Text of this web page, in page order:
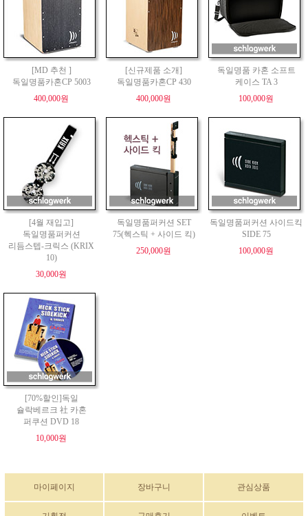
[MD 추천 ]
독일명품카혼CP 5003
400,000원
[신규제품 소개]
독일명품카혼CP 430
400,000원
독일명품 카혼 소프트
케이스 TA 3
100,000원
[4월 재입고]
독일명품퍼커션
리듬스텝-크릭스 (KRIX
10)
30,000원
독일명품퍼커션 SET
75(헥스틱 + 사이드 킥)
250,000원
독일명품퍼커션 사이드킥
SIDE 75
100,000원
[70%할인]독일
슐락베르크 社 카혼
퍼쿠션 DVD 18
10,000원
마이페이지 장바구니 관심상품